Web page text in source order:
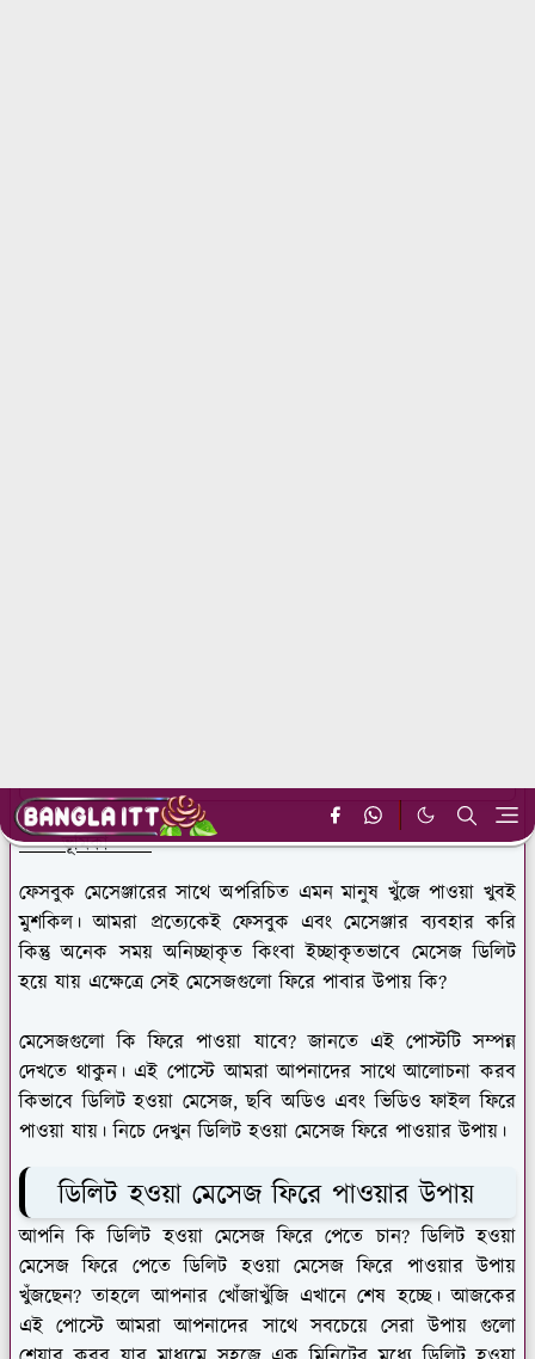
ভূমিকা
ফেসবুক মেসেঞ্জারের সাথে অপরিচিত এমন মানুষ খুঁজে পাওয়া খুবই
মুশকিল। আমরা প্রত্যেকেই ফেসবুক এবং মেসেঞ্জার ব্যবহার করি
কিন্তু অনেক সময় অনিচ্ছাকৃত কিংবা ইচ্ছাকৃতভাবে মেসেজ ডিলিট
হয়ে যায় এক্ষেত্রে সেই মেসেজগুলো ফিরে পাবার উপায় কি?
মেসেজগুলো কি ফিরে পাওয়া যাবে? জানতে এই পোস্টটি সম্পন্ন
দেখতে থাকুন। এই পোস্টে আমরা আপনাদের সাথে আলোচনা করব
কিভাবে ডিলিট হওয়া মেসেজ, ছবি অডিও এবং ভিডিও ফাইল ফিরে
পাওয়া যায়। নিচে দেখুন ডিলিট হওয়া মেসেজ ফিরে পাওয়ার উপায়।
ডিলিট হওয়া মেসেজ ফিরে পাওয়ার উপায়
আপনি কি ডিলিট হওয়া মেসেজ ফিরে পেতে চান? ডিলিট হওয়া
মেসেজ ফিরে পেতে ডিলিট হওয়া মেসেজ ফিরে পাওয়ার উপায়
খুঁজছেন? তাহলে আপনার খোঁজাখুঁজি এখানে শেষ হচ্ছে। আজকের
এই পোস্টে আমরা আপনাদের সাথে সবচেয়ে সেরা উপায় গুলো